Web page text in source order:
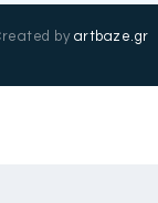
by artbaze.gr